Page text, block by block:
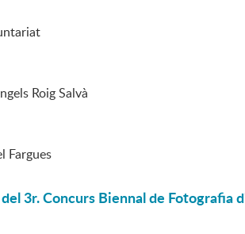
Roig Salvà
Fargues
3r. Concurs Biennal de Fotografia